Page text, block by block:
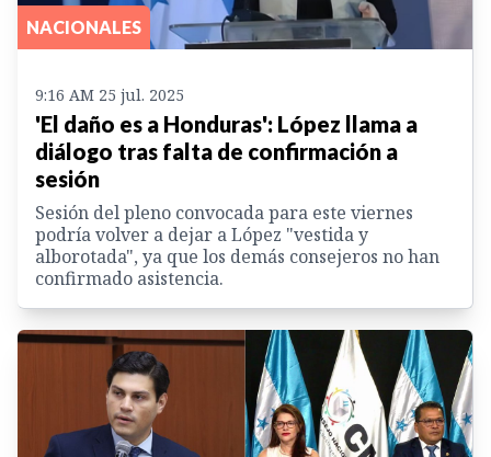
NACIONALES
9:16 AM 25 jul. 2025
'El daño es a Honduras': López llama a
diálogo tras falta de confirmación a
sesión
Sesión del pleno convocada para este viernes
podría volver a dejar a López "vestida y
alborotada", ya que los demás consejeros no han
confirmado asistencia.